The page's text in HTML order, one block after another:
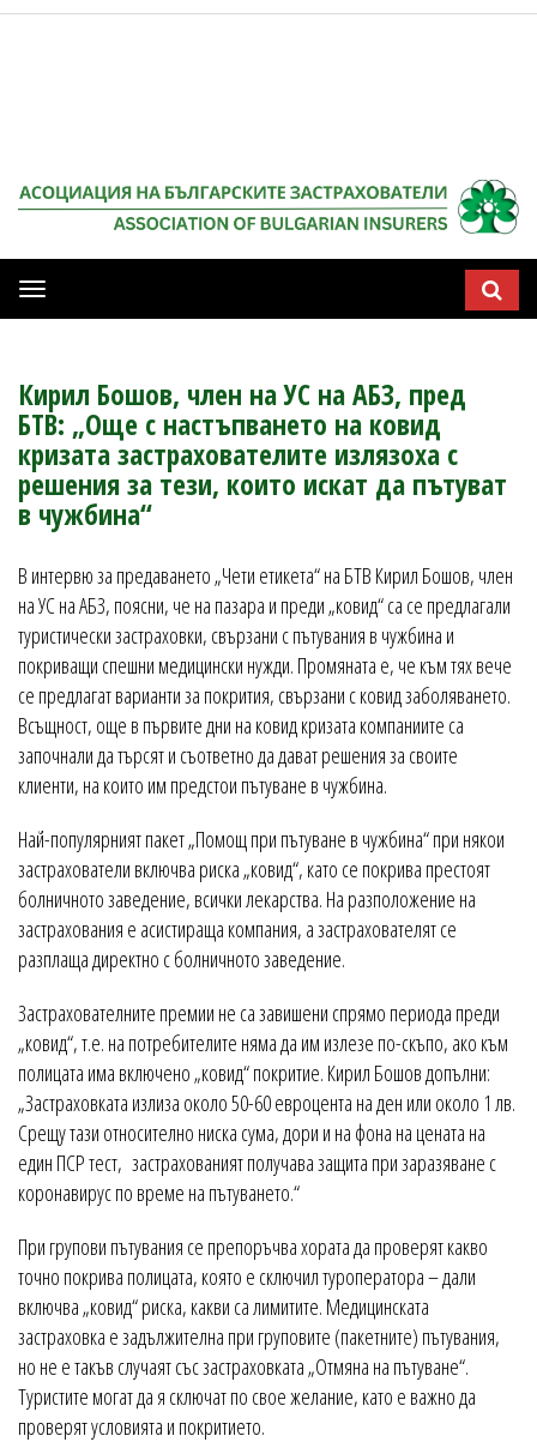
Мобилна
навигация
Кирил Бошов, член на УС на АБЗ, пред
БТВ: „Още с настъпването на ковид
кризата застрахователите излязоха с
решения за тези, които искат да пътуват
в чужбина“
В интервю за предаването „Чети етикета“ на БТВ Кирил Бошов, член
на УС на АБЗ, поясни, че на пазара и преди „ковид“ са се предлагали
туристически застраховки, свързани с пътувания в чужбина и
покриващи спешни медицински нужди. Промяната е, че към тях вече
се предлагат варианти за покрития, свързани с ковид заболяването.
Всъщност, още в първите дни на ковид кризата компаниите са
започнали да търсят и съответно да дават решения за своите
клиенти, на които им предстои пътуване в чужбина.
Най-популярният пакет „Помощ при пътуване в чужбина“ при някои
застрахователи включва риска „ковид“, като се покрива престоят
болничното заведение, всички лекарства. На разположение на
застрахования е асистираща компания, а застрахователят се
разплаща директно с болничното заведение.
Застрахователните премии не са завишени спрямо периода преди
„ковид“, т.е. на потребителите няма да им излезе по-скъпо, ако към
полицата има включено „ковид“ покритие. Кирил Бошов допълни:
„Застраховката излиза около 50-60 евроцента на ден или около 1 лв.
Срещу тази относително ниска сума, дори и на фона на цената на
един ПСР тест, застрахованият получава защита при заразяване с
коронавирус по време на пътуването.“
При групови пътувания се препоръчва хората да проверят какво
точно покрива полицата, която е сключил туроператора – дали
включва „ковид“ риска, какви са лимитите. Медицинската
застраховка е задължителна при груповите (пакетните) пътувания,
но не е такъв случаят със застраховката „Отмяна на пътуване“.
Туристите могат да я сключат по свое желание, като е важно да
проверят условията и покритието.